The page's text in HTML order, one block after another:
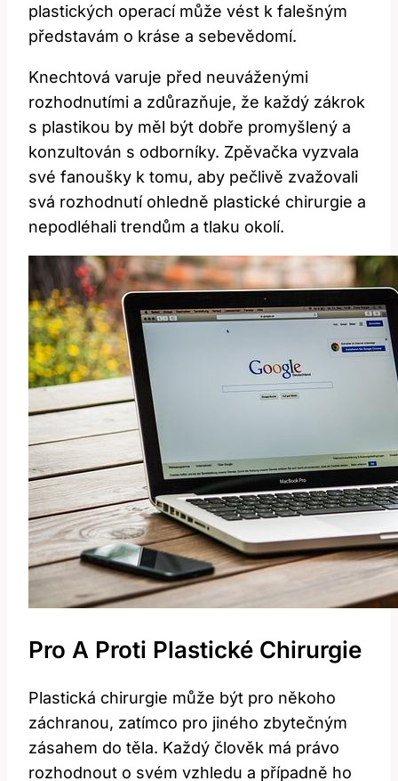
plastických operací může vést k falešným
představám o kráse a sebevědomí.
Knechtová varuje před neuváženými
rozhodnutími a zdůrazňuje, že každý zákrok
s plastikou by měl být dobře promyšlený a
konzultován s odborníky. Zpěvačka vyzvala
své fanoušky k tomu, aby pečlivě zvažovali
svá rozhodnutí ohledně plastické chirurgie a
nepodléhali trendům a tlaku okolí.
Pro A Proti Plastické Chirurgie
Plastická chirurgie může být pro někoho
záchranou, zatímco pro jiného zbytečným
zásahem do těla. Každý člověk má právo
rozhodnout o svém vzhledu a případně ho